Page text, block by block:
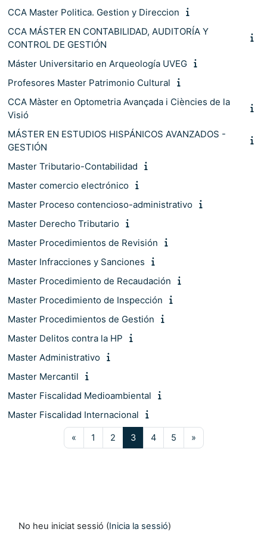
CCA Master Politica. Gestion y Direccion
CCA MÁSTER EN CONTABILIDAD, AUDITORÍA Y
CONTROL DE GESTIÓN
Máster Universitario en Arqueología UVEG
Profesores Master Patrimonio Cultural
CCA Màster en Optometria Avançada i Ciències de la
Visió
MÁSTER EN ESTUDIOS HISPÁNICOS AVANZADOS -
GESTIÓN
Master Tributario-Contabilidad
Master comercio electrónico
Master Proceso contencioso-administrativo
Master Derecho Tributario
Master Procedimientos de Revisión
Master Infracciones y Sanciones
Master Procedimiento de Recaudación
Master Procedimiento de Inspección
Master Procedimientos de Gestión
Master Delitos contra la HP
Master Administrativo
Master Mercantil
Master Fiscalidad Medioambiental
Master Fiscalidad Internacional
«Pàgina anterior
1 Pàgina 1
2Pàgina 2
3Pàgina 3
4Pàgina 4
5Pàgina 5
»Pàgina següent
No heu iniciat sessió (Inicia la sessió)